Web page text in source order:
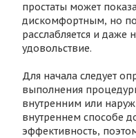
простаты может
дискомфортным, но
расслабляется и даже
удовольствие.
Для начала следует
выполнения
внутренним или
внутреннем способе
эффективность,